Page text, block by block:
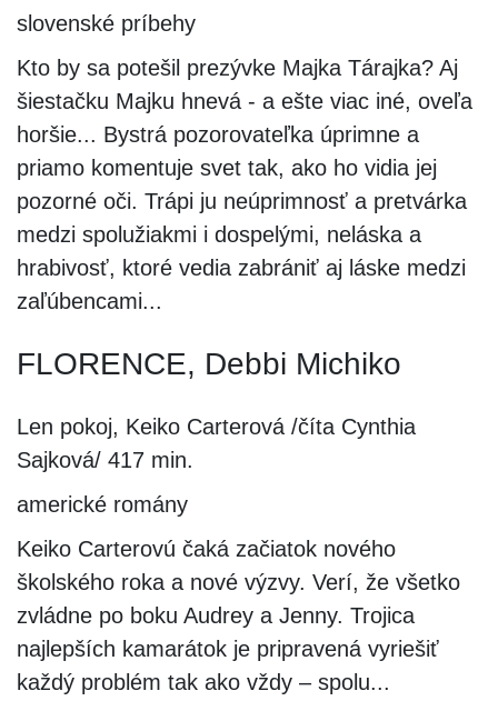
slovenské príbehy
Kto by sa potešil prezývke Majka Tárajka? Aj
šiestačku Majku hnevá - a ešte viac iné, oveľa
horšie... Bystrá pozorovateľka úprimne a
priamo komentuje svet tak, ako ho vidia jej
pozorné oči. Trápi ju neúprimnosť a pretvárka
medzi spolužiakmi i dospelými, neláska a
hrabivosť, ktoré vedia zabrániť aj láske medzi
zaľúbencami...
FLORENCE, Debbi Michiko
Len pokoj, Keiko Carterová /číta Cynthia
Sajková/ 417 min.
americké romány
Keiko Carterovú čaká začiatok nového
školského roka a nové výzvy. Verí, že všetko
zvládne po boku Audrey a Jenny. Trojica
najlepších kamarátok je pripravená vyriešiť
každý problém tak ako vždy – spolu...